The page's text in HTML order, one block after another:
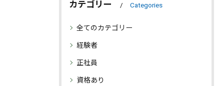
カテゴリー Categories
全てのカテゴリー
経験者
正社員
資格あり